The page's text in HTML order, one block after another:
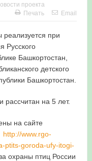
и бердвотчеров в
России»
20 мая 2026
проекта
Печать Email
реализуется при
Русского
Башкортостан,
детского
Башкортостан.
рассчитан на 5 лет.
на сайте
http://www.rgo-
ptits-goroda-ufy-itogi-
охраны птиц России